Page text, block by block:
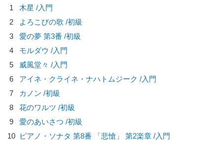
1
木星 /入門
2
よろこびの歌 /初級
3
愛の夢 第3番 /初級
4
モルダウ /入門
5
威風堂々 /入門
6
アイネ・クライネ・ナハトムジーク /入門
7
カノン /初級
8
花のワルツ /初級
9
愛のあいさつ /初級
10 ピアノ・ソナタ 第8番 「悲愴」 第2楽章 /入門